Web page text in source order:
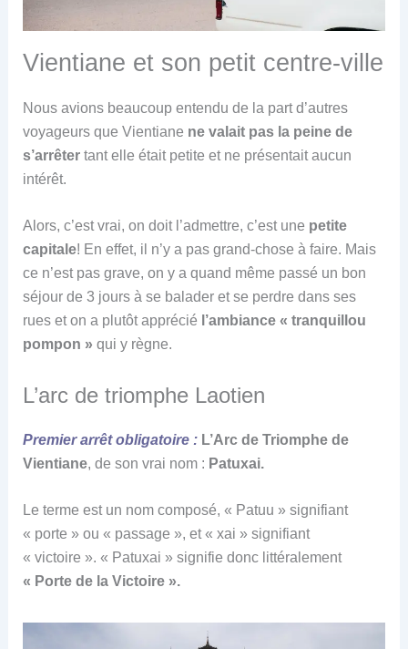
Vientiane et son petit centre-ville
Nous avions beaucoup entendu de la part d’autres
voyageurs que Vientiane ne valait pas la peine de
s’arrêtertant elle était petite et ne présentait aucun
intérêt.
Alors, c’est vrai, on doit l’admettre, c’est une petite
capitale! En effet, il n’y a pas grand-chose à faire. Mais
ce n’est pas grave, on y a quand même passé un bon
séjour de 3 jours à se balader et se perdre dans ses
rues et on a plutôt apprécié l’ambiance « tranquillou
pompon » qui y règne.
L’arc de triomphe Laotien
Premier arrêt obligatoire : L’Arc de Triomphe de
Vientiane, de son vrai nom : Patuxai.
Le terme est un nom composé, « Patuu » signifiant
« porte » ou « passage », et « xai » signifiant
« victoire ». « Patuxai » signifie donc littéralement
« Porte de la Victoire ».